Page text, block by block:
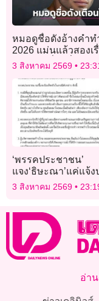
หมอดูชื่อดังอ้างคำท
2026 แม่นแล้วสองเ
เตือนภัยเรื่องที่สามก
3 สิงหาคม 2569
‘พรรคประชาชน’
แจง‘ธิษะณา’แค่แจ้
ละเมิด ไม่ขอให้ดำเนิ
3 สิงหาคม 2569
อ่า